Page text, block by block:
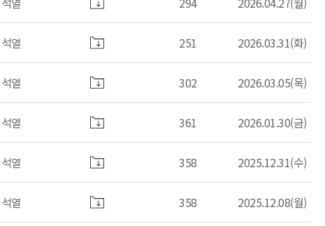
열 251 2026.03.31(화)
열 302 2026.03.05(목)
열 361 2026.01.30(금)
열 358 2025.12.31(수)
열 358 2025.12.08(월)